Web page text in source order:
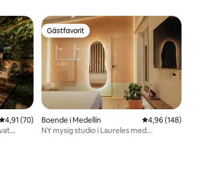
av 5 i genomsnittligt betyg, 70 omdömen
4,91 (70)
Gästfavorit
Gästfavorit
Boende i Medellín 4,96 av 5 i
4,96 (148)
NY mysig studio i Laureles med